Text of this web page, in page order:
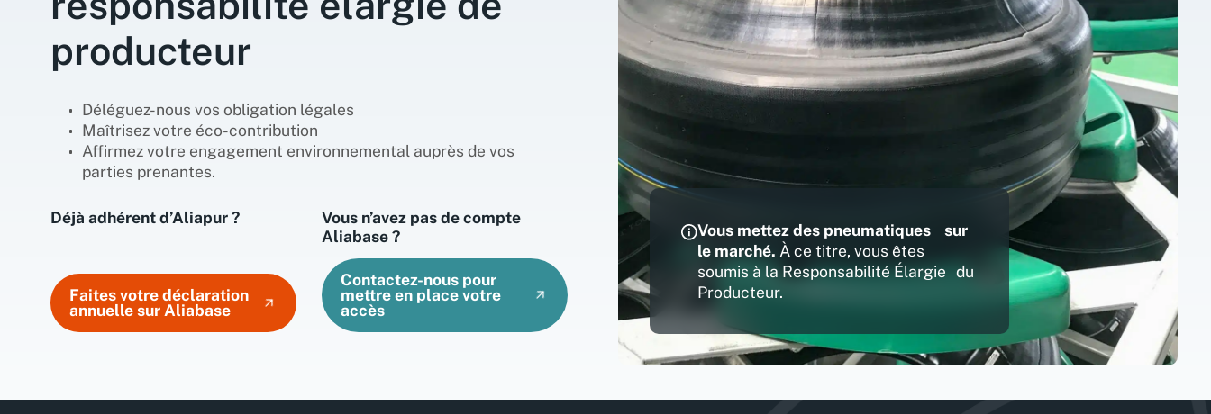
producteur
Déléguez-nous vos obligation légales
Maîtrisez votre éco-contribution
Affirmez votre engagement environnemental auprès de vos
parties prenantes.
Déjà adhérent d’Aliapur ?
Faites votre déclaration
annuelle sur Aliabase
Vous n’avez pas de compte
Aliabase ?
Contactez-nous pour
mettre en place votre
accès
Vous mettez des pneumatiques sur
le marché. À ce titre, vous êtes
soumis à la Responsabilité Élargie du
Producteur.